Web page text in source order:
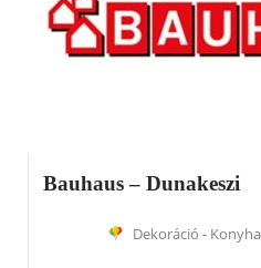
Bauhaus – Dunakeszi
Dekoráció - Konyha